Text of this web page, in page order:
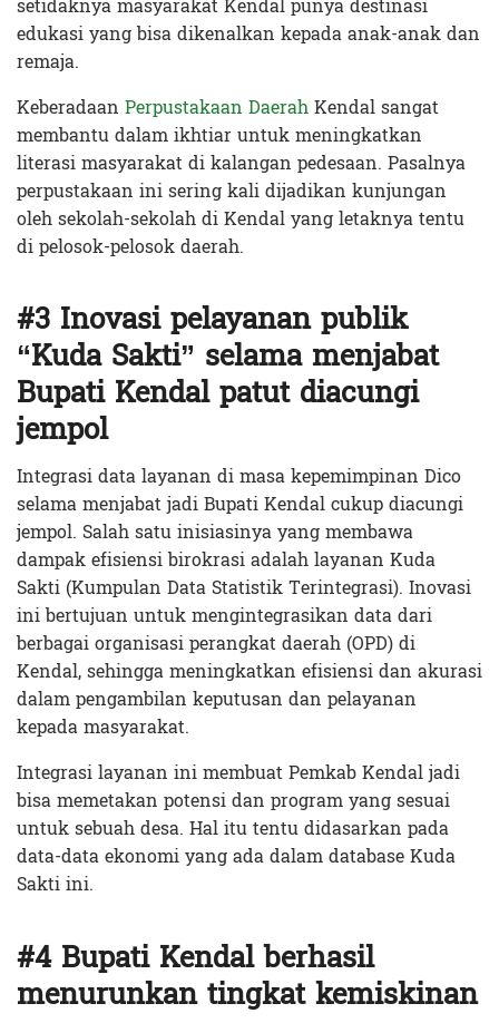
edukasi yang bisa dikenalkan kepada anak-anak dan
remaja.
Keberadaan Perpustakaan DaerahKendal sangat
membantu dalam ikhtiar untuk meningkatkan
literasi masyarakat di kalangan pedesaan. Pasalnya
perpustakaan ini sering kali dijadikan kunjungan
oleh sekolah-sekolah di Kendal yang letaknya tentu
di pelosok-pelosok daerah.
#3 Inovasi pelayanan publik
“Kuda Sakti” selama menjabat
Bupati Kendal patut diacungi
jempol
Integrasi data layanan di masa kepemimpinan Dico
selama menjabat jadi Bupati Kendal cukup diacungi
jempol. Salah satu inisiasinya yang membawa
dampak efisiensi birokrasi adalah layanan Kuda
Sakti (Kumpulan Data Statistik Terintegrasi). Inovasi
ini bertujuan untuk mengintegrasikan data dari
berbagai organisasi perangkat daerah (OPD) di
Kendal, sehingga meningkatkan efisiensi dan akurasi
dalam pengambilan keputusan dan pelayanan
kepada masyarakat​.
Integrasi layanan ini membuat Pemkab Kendal jadi
bisa memetakan potensi dan program yang sesuai
untuk sebuah desa. Hal itu tentu didasarkan pada
data-data ekonomi yang ada dalam database Kuda
Sakti ini.
#4 Bupati Kendal berhasil
menurunkan tingkat kemiskinan